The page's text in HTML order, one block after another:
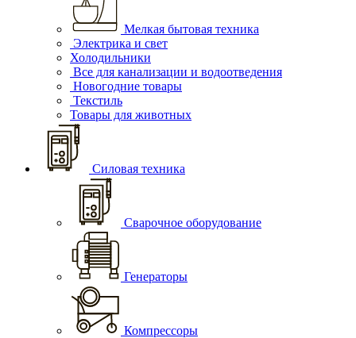
Мелкая бытовая техника
Электрика и свет
Холодильники
Все для канализации и водоотведения
Новогодние товары
Текстиль
Товары для животных
Силовая техника
Сварочное оборудование
Генераторы
Компрессоры